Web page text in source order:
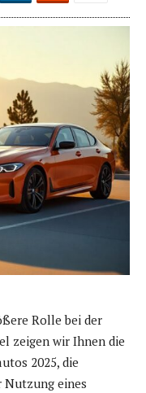
Rolle bei der
zeigen wir Ihnen die
2025, die
eines